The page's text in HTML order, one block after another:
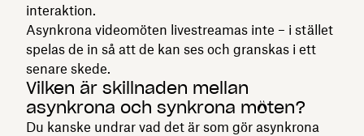
interaktion.
Asynkrona videomöten livestreamas inte – i stället
spelas de in så att de kan ses och granskas i ett
senare skede.
Vilken är skillnaden mellan
asynkrona och synkrona möten?
Du kanske undrar vad det är som gör asynkrona